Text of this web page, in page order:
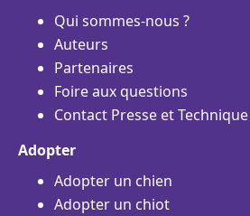
Qui sommes-nous ?
Auteurs
Partenaires
Foire aux questions
Contact Presse et Technique
Adopter
Adopter un chien
Adopter un chiot